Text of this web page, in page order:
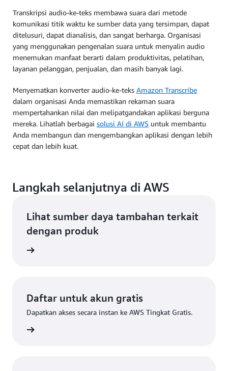
Transkripsi audio-ke-teks membawa suara dari metode
komunikasi titik waktu ke sumber data yang tersimpan, dapat
ditelusuri, dapat dianalisis, dan sangat berharga. Organisasi
yang menggunakan pengenalan suara untuk menyalin audio
menemukan manfaat berarti dalam produktivitas, pelatihan,
layanan pelanggan, penjualan, dan masih banyak lagi.
Menyematkan konverter audio-ke-teks Amazon Transcribe
dalam organisasi Anda memastikan rekaman suara
mempertahankan nilai dan melipatgandakan aplikasi berguna
mereka. Lihatlah berbagai solusi AI di AWS untuk membantu
Anda membangun dan mengembangkan aplikasi dengan lebih
cepat dan lebih kuat.
Langkah selanjutnya di AWS
Lihat sumber daya tambahan terkait
dengan produk
Daftar untuk akun gratis
Dapatkan akses secara instan ke AWS Tingkat Gratis.